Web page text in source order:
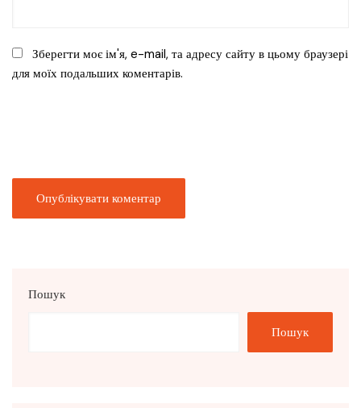
Зберегти моє ім'я, e-mail, та адресу сайту в цьому браузері
для моїх подальших коментарів.
Пошук
Пошук